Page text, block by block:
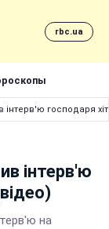
rbc.ua
господаря
інтерв'ю
на